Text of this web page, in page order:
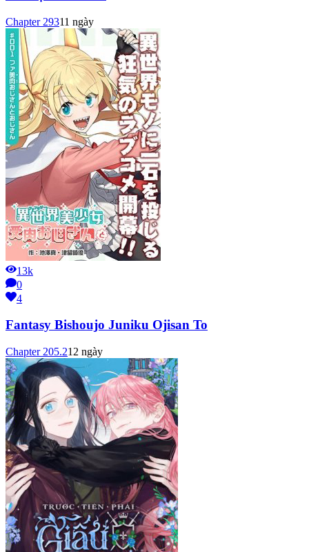
Chapter 29311 ngày
13k
0
4
Fantasy Bishoujo Juniku Ojisan To
Chapter 205.212 ngày